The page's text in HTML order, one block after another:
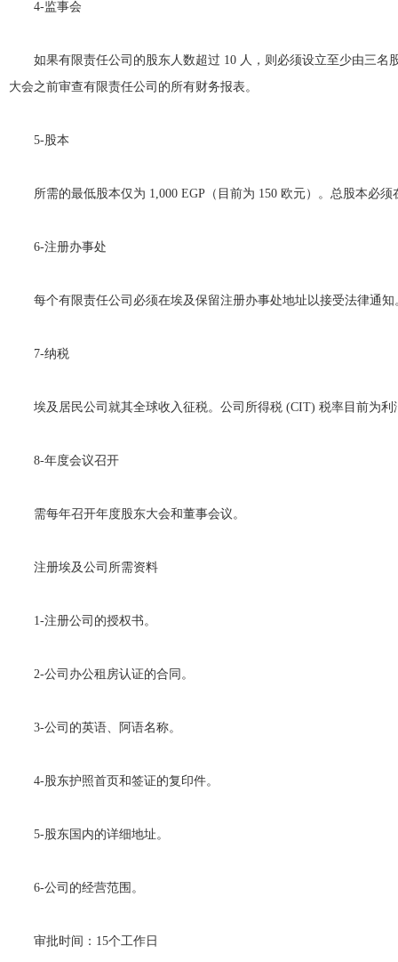
4-监事会
如果有限责任公司的股东人数超过 10 人，则必须设立至少由三
大会之前审查有限责任公司的所有财务报表。
5-股本
所需的最低股本仅为 1,000 EGP（目前为 150 欧元）。总股本必
6-注册办事处
每个有限责任公司必须在埃及保留注册办事处地址以接受法律通
7-纳税
埃及居民公司就其全球收入征税。公司所得税 (CIT) 税率目前为利
8-年度会议召开
需每年召开年度股东大会和董事会议。
注册埃及公司所需资料
1-注册公司的授权书。
2-公司办公租房认证的合同。
3-公司的英语、阿语名称。
4-股东护照首页和签证的复印件。
5-股东国内的详细地址。
6-公司的经营范围。
审批时间：15个工作日